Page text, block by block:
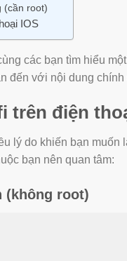
(cần root)
IOS
các bạn tìm hiểu
đến với nội dung chính
trên điện
lý do khiến bạn
bạn nên quan tâm:
(không root)